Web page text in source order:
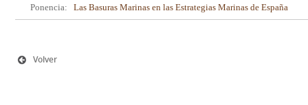
Ponencia:
Las Basuras Marinas en las Estrategias Marinas de España
Volver